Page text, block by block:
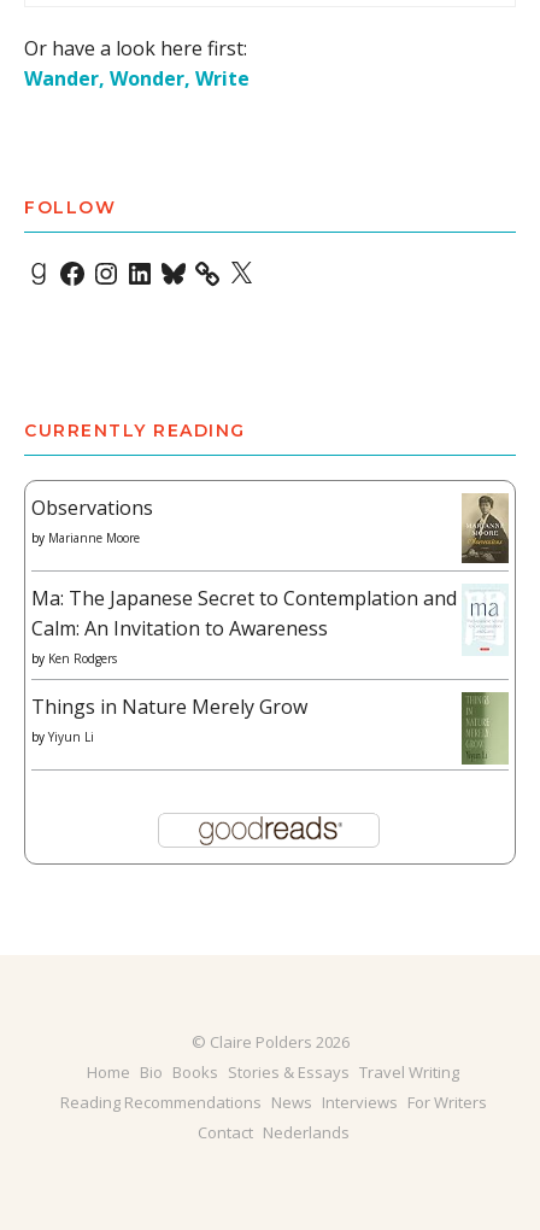
Or have a look here first:
Wander, Wonder, Write
FOLLOW
Goodreads
Facebook
Instagram
LinkedIn
Bluesky X
CURRENTLY READING
Observations
by Marianne Moore
Ma: The Japanese Secret to Contemplation and
Calm: An Invitation to Awareness
by Ken Rodgers
Things in Nature Merely Grow
by Yiyun Li
© Claire Polders 2026
Home Bio Books Stories & Essays Travel Writing
Reading Recommendations News Interviews For Writers
Contact Nederlands